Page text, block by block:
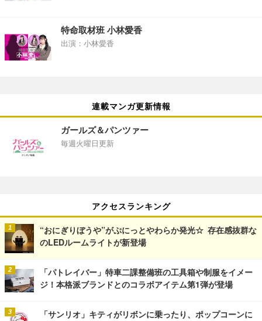
特命取材班 小林愛香
出演：小林愛香
連載マンガ更新情報
ガールズ＆パンツァー
毎週火曜日更新
アクセスランキング
“おにぎりぼうや”がぷにっとやわらか発光☆ 存在感抜群な
のLEDルームライトが新登場
「パトレイバー」特車二課整備班の工具箱や制服をイメー
ジ！本格派ブランドとのコラボアイテム第1弾が登場
「サンリオ」キティがリボンに乗ったり、ポップコーンに